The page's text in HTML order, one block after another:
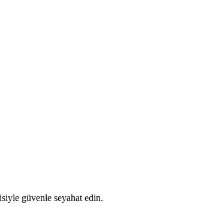
güvenle seyahat edin.